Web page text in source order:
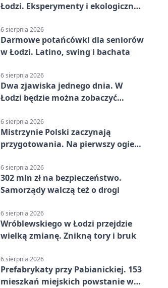
Łodzi. Eksperymenty i ekologiczny
6 sierpnia 2026
Darmowe potańcówki dla seniorów
w Łodzi. Latino, swing i bachata
6 sierpnia 2026
Dwa zjawiska jednego dnia. W
Łodzi będzie można zobaczyć
6 sierpnia 2026
Mistrzynie Polski zaczynają
przygotowania. Na pierwszy ogień
6 sierpnia 2026
302 mln zł na bezpieczeństwo.
Samorządy walczą też o drogi
6 sierpnia 2026
Wróblewskiego w Łodzi przejdzie
wielką zmianę. Znikną tory i bruk
6 sierpnia 2026
Prefabrykaty przy Pabianickiej. 153
mieszkań miejskich powstanie w